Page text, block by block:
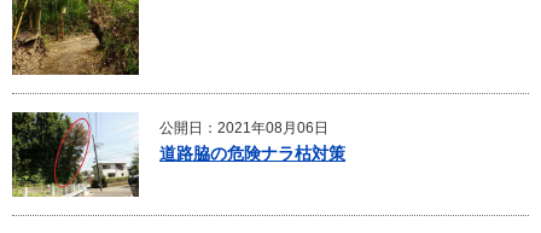
公開日：2021年08月06日
道路脇の危険ナラ枯対策